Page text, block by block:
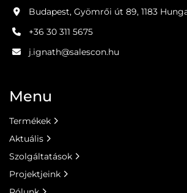
Budapest, Gyömrői út 89, 1183
+36 30 311 5675
j.ignath@salescon.hu
Menu
Termékek
Aktuális
Szolgáltatások
Projektjeink